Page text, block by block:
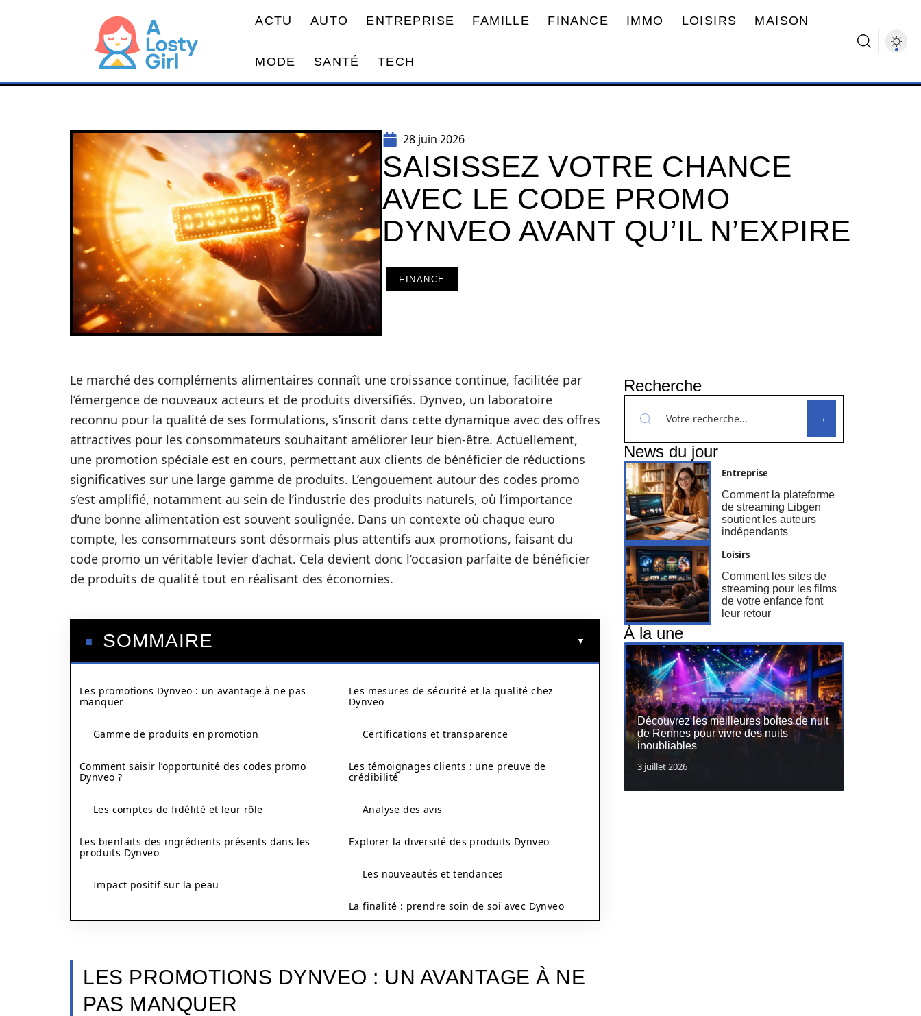
ACTU AUTO ENTREPRISE FAMILLE FINANCE IMMO LOISIRS MAISON
MODE SANTÉ TECH
28 juin 2026
SAISISSEZ VOTRE CHANCE
AVEC LE CODE PROMO
DYNVEO AVANT QU’IL N’EXPIRE
FINANCE
Le marché des compléments alimentaires connaît une croissance continue, facilitée par
l’émergence de nouveaux acteurs et de produits diversifiés. Dynveo, un laboratoire
reconnu pour la qualité de ses formulations, s’inscrit dans cette dynamique avec des offres
attractives pour les consommateurs souhaitant améliorer leur bien-être. Actuellement,
une promotion spéciale est en cours, permettant aux clients de bénéficier de réductions
significatives sur une large gamme de produits. L’engouement autour des codes promo
s’est amplifié, notamment au sein de l’industrie des produits naturels, où l’importance
d’une bonne alimentation est souvent soulignée. Dans un contexte où chaque euro
compte, les consommateurs sont désormais plus attentifs aux promotions, faisant du
code promo un véritable levier d’achat. Cela devient donc l’occasion parfaite de bénéficier
de produits de qualité tout en réalisant des économies.
SOMMAIRE
Les promotions Dynveo : un avantage à ne pas
manquer
Gamme de produits en promotion
Comment saisir l’opportunité des codes promo
Dynveo ?
Les comptes de fidélité et leur rôle
Les bienfaits des ingrédients présents dans les
produits Dynveo
Impact positif sur la peau
Les mesures de sécurité et la qualité chez
Dynveo
Certifications et transparence
Les témoignages clients : une preuve de
crédibilité
Analyse des avis
Explorer la diversité des produits Dynveo
Les nouveautés et tendances
La finalité : prendre soin de soi avec Dynveo
LES PROMOTIONS DYNVEO : UN AVANTAGE À NE
PAS MANQUER
Recherche
News du jour
Entreprise
Comment la plateforme
de streaming Libgen
soutient les auteurs
indépendants
Loisirs
Comment les sites de
streaming pour les films
de votre enfance font
leur retour
À la une
Découvrez les meilleures boites de nuit
de Rennes pour vivre des nuits
inoubliables
3 juillet 2026